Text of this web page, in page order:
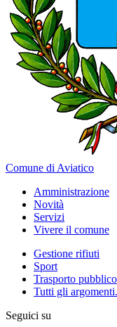
Comune di Aviatico
Amministrazione
Novità
Servizi
Vivere il comune
Gestione rifiuti
Sport
Trasporto pubblico
Tutti gli
Seguici su